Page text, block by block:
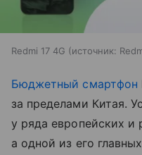
Redmi 17 4G источник:
Бюджетный смартфон
за пределами Китая.
у ряда европейских и
а одной из его